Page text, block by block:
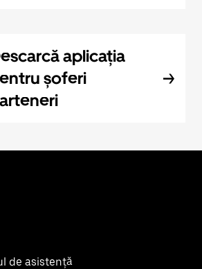
aplicația
șoferi
de asistență